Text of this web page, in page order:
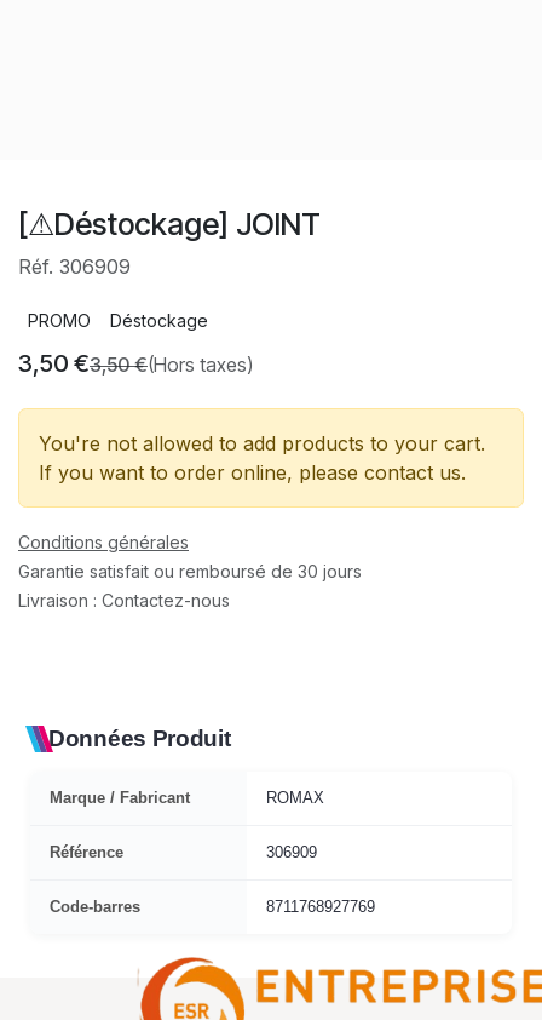
[⚠Déstockage] JOINT
Réf. 306909
PROMO Déstockage
3,50 €3,50€(Hors taxes)
You're not allowed to add products to your cart.
If you want to order online, please contact us.
Conditions générales
Garantie satisfait ou remboursé de 30 jours
Livraison : Contactez-nous
Données Produit
Marque / Fabricant ROMAX
Référence 306909
Code-barres 8711768927769